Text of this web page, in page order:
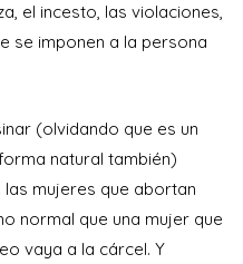
el incesto, las violaciones,
se imponen a la persona
(olvidando que es un
natural también)
mujeres que abortan
normal que una mujer que
vaya a la cárcel. Y